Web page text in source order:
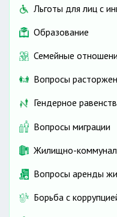
Льготы для лиц с
Образование
Семейные
Вопросы
Гендерное
Вопросы миграции
Жилищно-
Вопросы аренды
Борьба с